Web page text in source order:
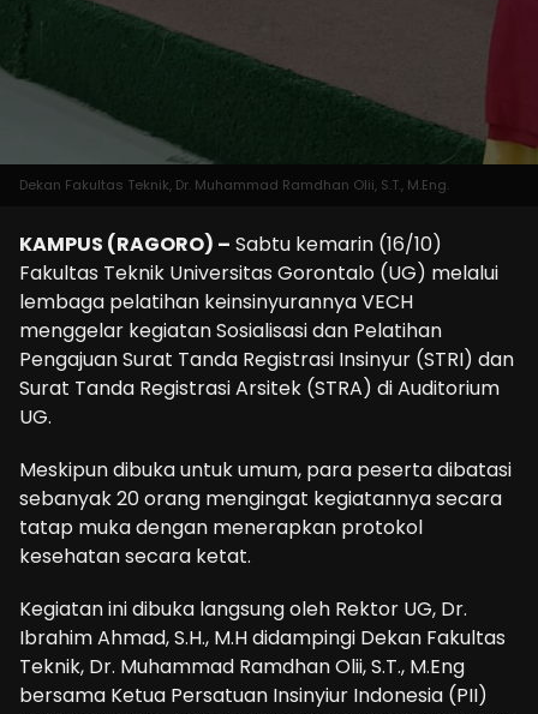
Dekan Fakultas Teknik, Dr. Muhammad Ramdhan Olii, S.T., M.Eng.
KAMPUS (RAGORO) – Sabtu kemarin (16/10)
Fakultas Teknik Universitas Gorontalo (UG) melalui
lembaga pelatihan keinsinyurannya VECH
menggelar kegiatan Sosialisasi dan Pelatihan
Pengajuan Surat Tanda Registrasi Insinyur (STRI) dan
Surat Tanda Registrasi Arsitek (STRA) di Auditorium
UG.
Meskipun dibuka untuk umum, para peserta dibatasi
sebanyak 20 orang mengingat kegiatannya secara
tatap muka dengan menerapkan protokol
kesehatan secara ketat.
Kegiatan ini dibuka langsung oleh Rektor UG, Dr.
Ibrahim Ahmad, S.H., M.H didampingi Dekan Fakultas
Teknik, Dr. Muhammad Ramdhan Olii, S.T., M.Eng
bersama Ketua Persatuan Insinyiur Indonesia (PII)